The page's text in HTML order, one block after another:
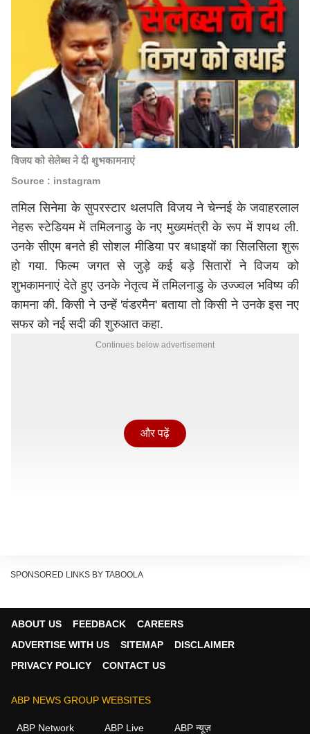
विजय को सेलेब्स ने दी शुभकामनाएं
Source : instagram
तमिल सिनेमा के सुपरस्टार थलपति विजय ने चेन्नई के जवाहरलाल
नेहरू स्टेडियम में तमिलनाडु के नए मुख्यमंत्री के रूप में शपथ ली.
उनके सीएम बनते ही सोशल मीडिया पर बधाइयों का सिलसिला शुरू
हो गया. फिल्म जगत से जुड़े कई बड़े सितारों ने विजय को
शुभकामनाएं देते हुए उनके नेतृत्व में तमिलनाडु के उज्ज्वल भविष्य की
कामना की. किसी ने उन्हें 'वंडरमैन' बताया तो किसी ने उनके इस नए
सफर को नई सदी की शुरुआत कहा.
Continues below advertisement
व तमिलनाडु के मुख्यमंत्री मेरे भाई विजय के नेतृत्व में राज्य लगातार
और पढ़ें
SPONSORED LINKS BY TABOOLA
ABOUT US FEEDBACK
CAREERS
ADVERTISE WITH US
SITEMAP
DISCLAIMER
PRIVACY POLICY
CONTACT US
ABP NEWS GROUP WEBSITES
ABP Network ABP Live ABP न्यूज़